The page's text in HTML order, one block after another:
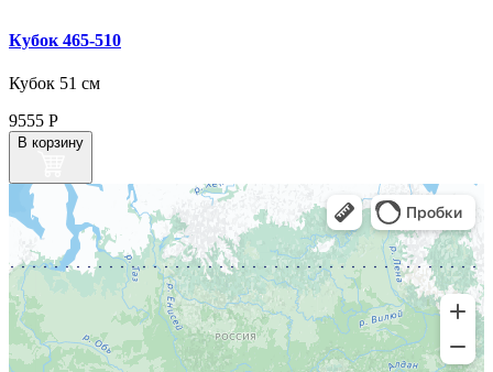
Кубок 465‑510
Кубок 51 см
9555 Р
В корзину